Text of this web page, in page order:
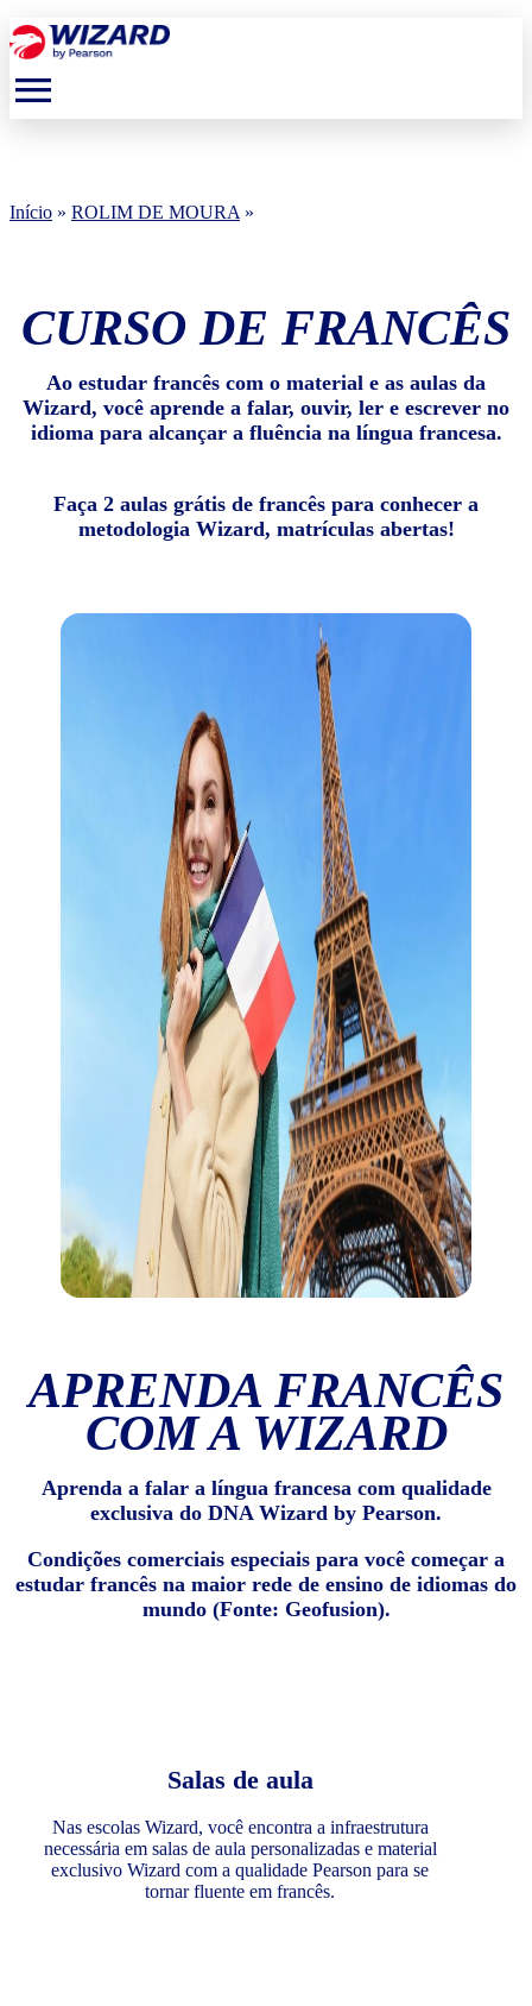
menu
Início » ROLIM DE MOURA »
CURSO DE FRANCÊS
Ao estudar francês com o material e as aulas da
Wizard, você aprende a falar, ouvir, ler e escrever no
idioma para alcançar a fluência na língua francesa.
Faça 2 aulas grátis de francês para conhecer a
metodologia Wizard, matrículas abertas!
APRENDA FRANCÊS
COM A WIZARD
Aprenda a falar a língua francesa com qualidade
exclusiva do DNA Wizard by Pearson.
Condições comerciais especiais para você começar a
estudar francês na maior rede de ensino de idiomas do
mundo (Fonte: Geofusion).
Salas de aula
Nas escolas Wizard, você encontra a infraestrutura
necessária em salas de aula personalizadas e material
exclusivo Wizard com a qualidade Pearson para se
tornar fluente em francês.